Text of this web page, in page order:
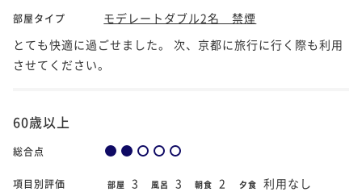
部屋タイプ
モデレートダブル2名 禁煙
とても快適に過ごせました。 次、京都に旅行に行く際も利用
させてください。
60歳以上
総合点
項目別評価 部屋 3 風呂 3 朝食 2 夕食 利用なし